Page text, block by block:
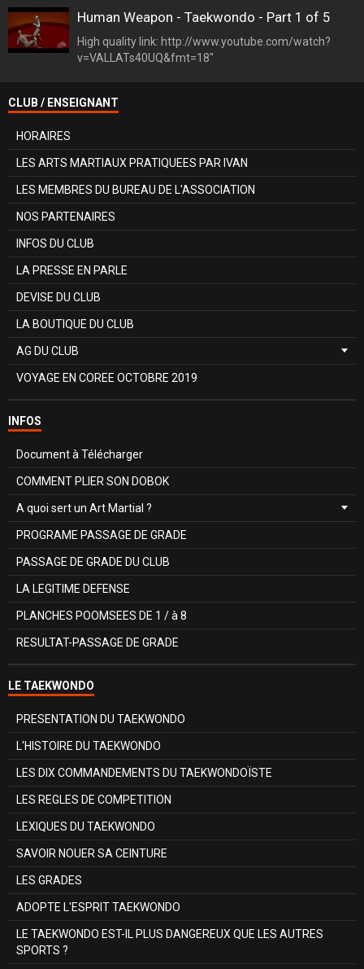
Human Weapon - Taekwondo - Part 1 of 5
High quality link: http://www.youtube.com/watch?
v=VALLATs40UQ&fmt=18"
CLUB / ENSEIGNANT
HORAIRES
LES ARTS MARTIAUX PRATIQUEES PAR IVAN
LES MEMBRES DU BUREAU DE L'ASSOCIATION
NOS PARTENAIRES
INFOS DU CLUB
LA PRESSE EN PARLE
DEVISE DU CLUB
LA BOUTIQUE DU CLUB
AG DU CLUB
VOYAGE EN COREE OCTOBRE 2019
INFOS
Document à Télécharger
COMMENT PLIER SON DOBOK
A quoi sert un Art Martial ?
PROGRAME PASSAGE DE GRADE
PASSAGE DE GRADE DU CLUB
LA LEGITIME DEFENSE
PLANCHES POOMSEES DE 1 / à 8
RESULTAT-PASSAGE DE GRADE
LE TAEKWONDO
PRESENTATION DU TAEKWONDO
L'HISTOIRE DU TAEKWONDO
LES DIX COMMANDEMENTS DU TAEKWONDOÏSTE
LES REGLES DE COMPETITION
LEXIQUES DU TAEKWONDO
SAVOIR NOUER SA CEINTURE
LES GRADES
ADOPTE L'ESPRIT TAEKWONDO
LE TAEKWONDO EST-IL PLUS DANGEREUX QUE LES AUTRES
SPORTS ?